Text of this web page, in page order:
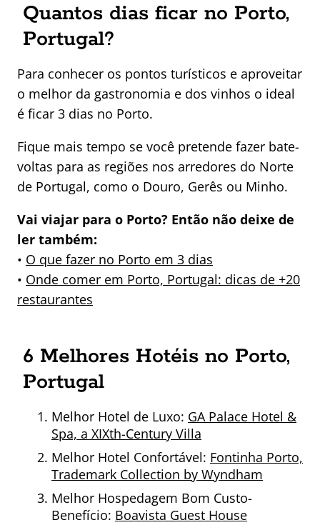
Quantos dias ficar no Porto,
Portugal?
Para conhecer os pontos turísticos e aproveitar
o melhor da gastronomia e dos vinhos o ideal
é ficar 3 dias no Porto.
Fique mais tempo se você pretende fazer bate-
voltas para as regiões nos arredores do Norte
de Portugal, como o Douro, Gerês ou Minho.
Vai viajar para o Porto? Então não deixe de
ler também:
• O que fazer no Porto em 3 dias
• Onde comer em Porto, Portugal: dicas de +20
restaurantes
6 Melhores Hotéis no Porto,
Portugal
Melhor Hotel de Luxo: GA Palace Hotel &
Spa, a XIXth-Century Villa
Melhor Hotel Confortável: Fontinha Porto,
Trademark Collection by Wyndham
Melhor Hospedagem Bom Custo-
Benefício: Boavista Guest House